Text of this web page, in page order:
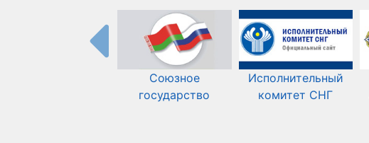
Союзное
государство
Исполнительный
комитет СНГ